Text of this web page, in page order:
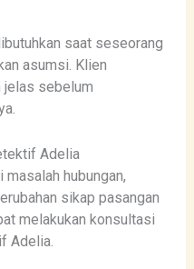
saat seseorang
asumsi. Klien
jelas sebelum
Adelia
hubungan,
sikap pasangan
melakukan konsultasi
Adelia.